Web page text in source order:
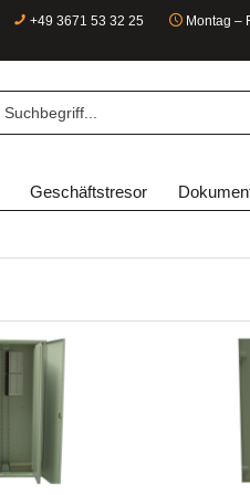
+49 3671 53 32 25 Montag –
Geschäftstresor